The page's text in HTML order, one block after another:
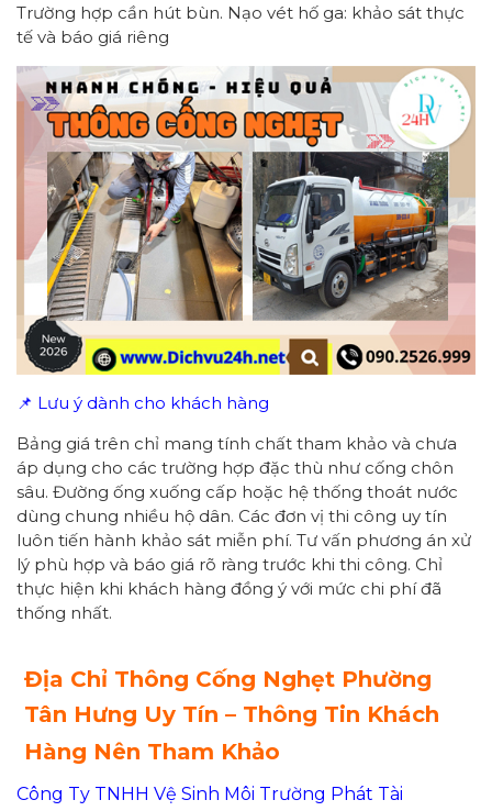
Trường hợp cần hút bùn. Nạo vét hố ga: khảo sát thực
tế và báo giá riêng
📌 Lưu ý dành cho khách hàng
Bảng giá trên chỉ mang tính chất tham khảo và chưa
áp dụng cho các trường hợp đặc thù như cống chôn
sâu. Đường ống xuống cấp hoặc hệ thống thoát nước
dùng chung nhiều hộ dân. Các đơn vị thi công uy tín
luôn tiến hành khảo sát miễn phí. Tư vấn phương án xử
lý phù hợp và báo giá rõ ràng trước khi thi công. Chỉ
thực hiện khi khách hàng đồng ý với mức chi phí đã
thống nhất.
Địa Chỉ Thông Cống Nghẹt Phường
Tân Hưng Uy Tín – Thông Tin Khách
Hàng Nên Tham Khảo
Công Ty TNHH Vệ Sinh Môi Trường Phát Tài